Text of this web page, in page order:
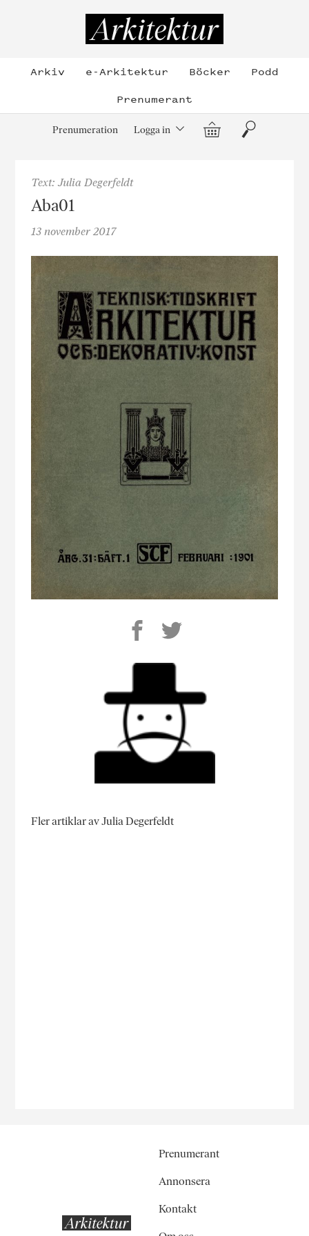
Arkiv e-Arkitektur Böcker
Podd
Prenumerant
Prenumeration Logga in Varukorg
Sök
Text: Julia Degerfeldt
Aba01
13 november 2017
Fler artiklar av Julia Degerfeldt
Prenumerant
Annonsera
Kontakt